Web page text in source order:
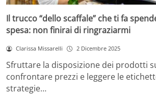
Il trucco “dello scaffale” che ti fa
spesa: non finirai di ringraziarmi
Clarissa Missarelli 2 Dicembre 2025
Sfruttare la disposizione dei prodotti
confrontare prezzi e leggere le
strategie…